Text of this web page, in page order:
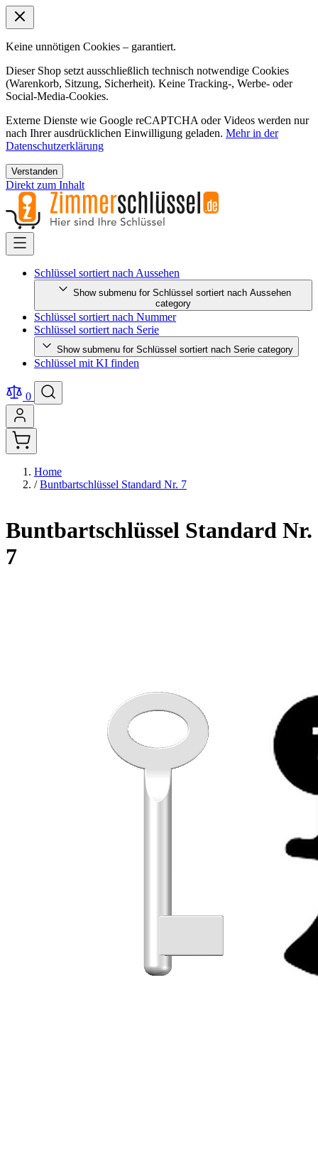
Keine unnötigen Cookies – garantiert.
Dieser Shop setzt ausschließlich technisch notwendige Cookies
(Warenkorb, Sitzung, Sicherheit). Keine Tracking-, Werbe- oder
Social-Media-Cookies.
Externe Dienste wie Google reCAPTCHA oder Videos werden nur
nach Ihrer ausdrücklichen Einwilligung geladen. Mehr in der
Datenschutzerklärung
Verstanden
Direkt zum Inhalt
Schlüssel sortiert nach Aussehen
Show submenu for Schlüssel sortiert nach Aussehen
category
Schlüssel sortiert nach Nummer
Schlüssel sortiert nach Serie
Show submenu for Schlüssel sortiert nach Serie category
Schlüssel mit KI finden
0
Home
/ Buntbartschlüssel Standard Nr. 7
Buntbartschlüssel Standard Nr.
7